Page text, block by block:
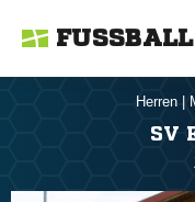
Herren
SV